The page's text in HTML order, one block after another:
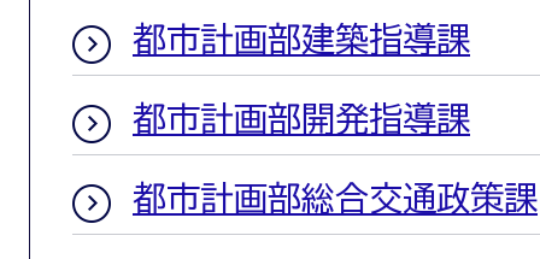
都市計画部建築指導課
都市計画部開発指導課
都市計画部総合交通政策課